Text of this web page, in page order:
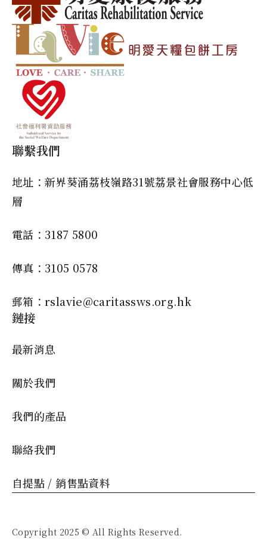
聯繫我們
地址：新界葵涌荔枝嶺路31號荔景社會服務中心低
層
電話：3187 5800
傳真：3105 0578
郵箱：rslavie@caritassws.org.hk
鏈接
最新消息
關於我們
我們的產品
聯絡我們
自提點 / 銷售點資料
Copyright 2025 © All Rights Reserved.